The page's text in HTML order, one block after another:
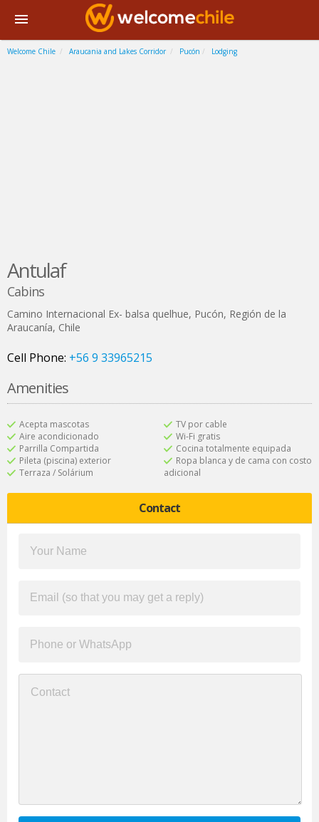
Welcome Chile Araucania and Lakes Corridor Pucón Lodging
Antulaf
Cabins
Camino Internacional Ex- balsa quelhue, Pucón, Región de la
Araucanía, Chile
Cell Phone: +56 9 33965215
Amenities
Acepta mascotas
Aire acondicionado
Parrilla Compartida
Pileta (piscina) exterior
Terraza / Solárium
TV por cable
Wi-Fi gratis
Cocina totalmente equipada
Ropa blanca y de cama con costo
adicional
Contact